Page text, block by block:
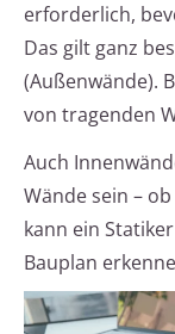
erforderlich,
Das gilt ganz
(Außenwände).
von tragenden
Auch
Wände sein –
kann ein
Bauplan